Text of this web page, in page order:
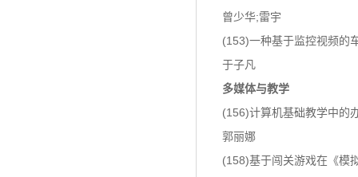
曾少华;雷宇
(153)一种基于监控视频的
于子凡
多媒体与教学
(156)计算机基础教学中的
郭丽娜
(158)基于闯关游戏在《模